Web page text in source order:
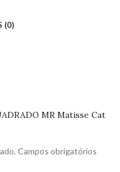
(0)
MR Matisse Cat
Campos obrigatórios